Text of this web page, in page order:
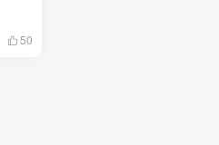
50